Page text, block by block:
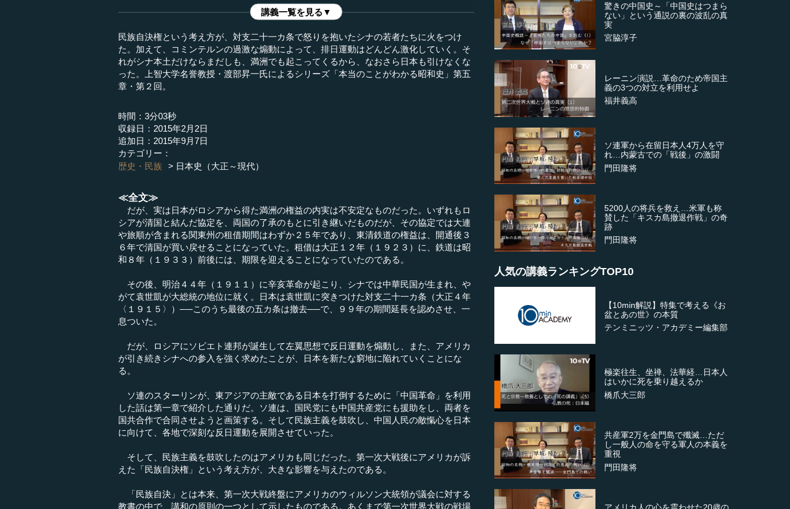
講義一覧を見る▼
民族自決権という考え方が、対支二十一カ条で怒りを抱いたシナの若者たちに火をつけ
た。加えて、コミンテルンの過激な煽動によって、排日運動はどんどん激化していく。そ
れがシナ本土だけならまだしも、満洲でも起こってくるから、なおさら日本も引けなくな
った。上智大学名誉教授・渡部昇一氏によるシリーズ「本当のことがわかる昭和史」第五
章・第２回。
時間：3分03秒
収録日：2015年2月2日
追加日：2015年9月7日
カテゴリー：
歴史・民族
日本史（大正～現代）
≪全文≫
だが、実は日本がロシアから得た満洲の権益の内実は不安定なものだった。いずれもロ
シアが清国と結んだ協定を、両国の了承のもとに引き継いだものだが、その協定では大連
や旅順が含まれる関東州の租借期間はわずか２５年であり、東清鉄道の権益は、開通後３
６年で清国が買い戻せることになっていた。租借は大正１２年（１９２３）に、鉄道は昭
和８年（１９３３）前後には、期限を迎えることになっていたのである。
その後、明治４４年（１９１１）に辛亥革命が起こり、シナでは中華民国が生まれ、や
がて袁世凱が大総統の地位に就く。日本は袁世凱に突きつけた対支二十一カ条（大正４年
〈１９１５〉）──このうち最後の五カ条は撤去──で、９９年の期間延長を認めさせ、一
息ついた。
だが、ロシアにソビエト連邦が誕生して左翼思想で反日運動を煽動し、また、アメリカ
が引き続きシナへの参入を強く求めたことが、日本を新たな窮地に陥れていくことにな
る。
ソ連のスターリンが、東アジアの主敵である日本を打倒するために「中国革命」を利用
した話は第一章で紹介した通りだ。ソ連は、国民党にも中国共産党にも援助をし、両者を
国共合作で合同させようと画策する。そして民族主義を鼓吹し、中国人民の敵愾心を日本
に向けて、各地で深刻な反日運動を展開させていった。
そして、民族主義を鼓吹したのはアメリカも同じだった。第一次大戦後にアメリカが訴
えた「民族自決権」という考え方が、大きな影響を与えたのである。
「民族自決」とは本来、第一次大戦終盤にアメリカのウィルソン大統領が議会に対する
教書の中で、講和の原則の一つとして示したものである。あくまで第一次世界大戦の戦場
驚きの中国史～「中国史はつまら
ない」という通説の裏の波乱の真
実
宮脇淳子
レーニン演説…革命のため帝国主
義の3つの対立を利用せよ
福井義高
ソ連軍から在留日本人4万人を守
れ…内蒙古での「戦後」の激闘
門田隆将
5200人の将兵を救え…米軍も称
賛した「キスカ島撤退作戦」の奇
跡
門田隆将
人気の講義ランキングTOP10
【10min解説】特集で考える《お
盆とあの世》の本質
テンミニッツ・アカデミー編集部
極楽往生、坐禅、法華経…日本人
はいかに死を乗り越えるか
橋爪大三郎
共産軍2万を金門島で殲滅…ただ
し一般人の命を守る軍人の本義を
重視
門田隆将